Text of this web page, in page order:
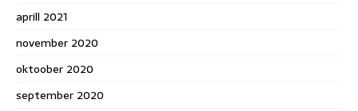
aprill 2021
november 2020
oktoober 2020
september 2020